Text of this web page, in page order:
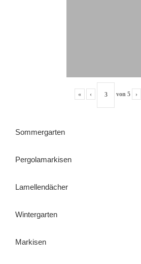
« ‹ von 5 ›
Sommergarten
Pergolamarkisen
Lamellendächer
Wintergarten
Markisen